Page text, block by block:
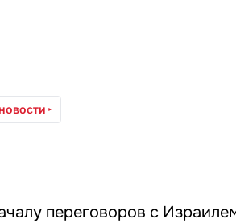
переговоров с